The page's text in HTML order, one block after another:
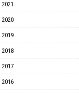
2021
2020
2019
2018
2017
2016